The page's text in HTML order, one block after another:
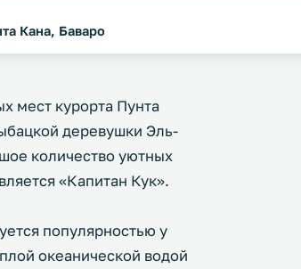
Кана, Баваро
мест курорта Пунта
деревушки Эль-
количество уютных
«Капитан Кук».
популярностью у
океанической водой